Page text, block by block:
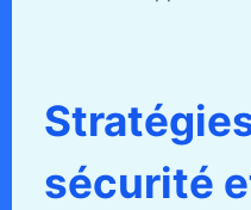
sécurité